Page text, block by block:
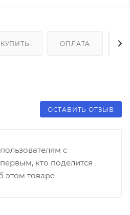
ОПЛАТА
ОСТАВИТЬ ОТЗЫВ
с
кто поделится
этом товаре